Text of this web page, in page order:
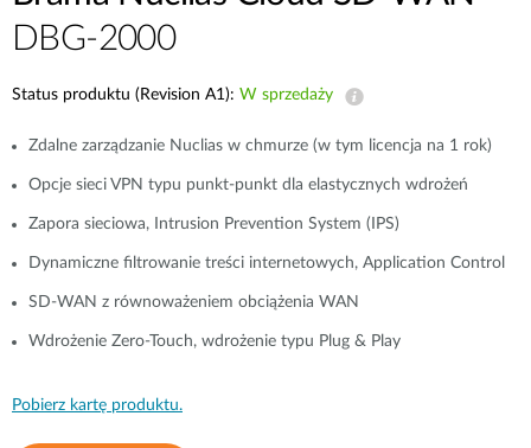
DBG-2000
Status produktu (Revision A1): W sprzedaży
Zdalne zarządzanie Nuclias w chmurze (w tym licencja na 1 rok)
Opcje sieci VPN typu punkt-punkt dla elastycznych wdrożeń
Zapora sieciowa, Intrusion Prevention System (IPS)
Dynamiczne filtrowanie treści internetowych, Application Control
SD-WAN z równoważeniem obciążenia WAN
Wdrożenie Zero-Touch, wdrożenie typu Plug & Play
Pobierz kartę produktu.